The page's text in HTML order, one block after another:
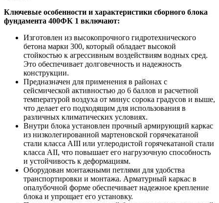
Ключевые особенности и характеристики сборного блока
фундамента 400ФК 1 включают:
Изготовлен из высокопрочного гидротехнического
бетона марки 300, который обладает высокой
стойкостью к агрессивным воздействиям водных сред.
Это обеспечивает долговечность и надежность
конструкции.
Предназначен для применения в районах с
сейсмической активностью до 6 баллов и расчетной
температурой воздуха от минус сорока градусов и выше,
что делает его подходящим для использования в
различных климатических условиях.
Внутри блока установлен прочный армирующий каркас
из низколегированной мартеновской горячекатаной
стали класса AIII или углеродистой горячекатаной стали
класса AII, что повышает его нагрузочную способность
и устойчивость к деформациям.
Оборудован монтажными петлями для удобства
транспортировки и монтажа. Арматурный каркас в
опалубочной форме обеспечивает надежное крепление
блока и упрощает его установку.